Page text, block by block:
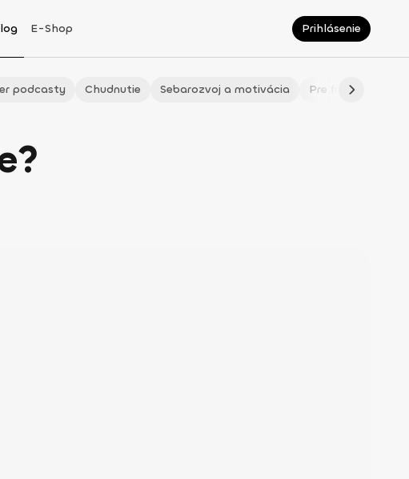
E-Shop Prihlásenie
podcasty Chudnutie Sebarozvoj a motivácia Pre fitmaminky